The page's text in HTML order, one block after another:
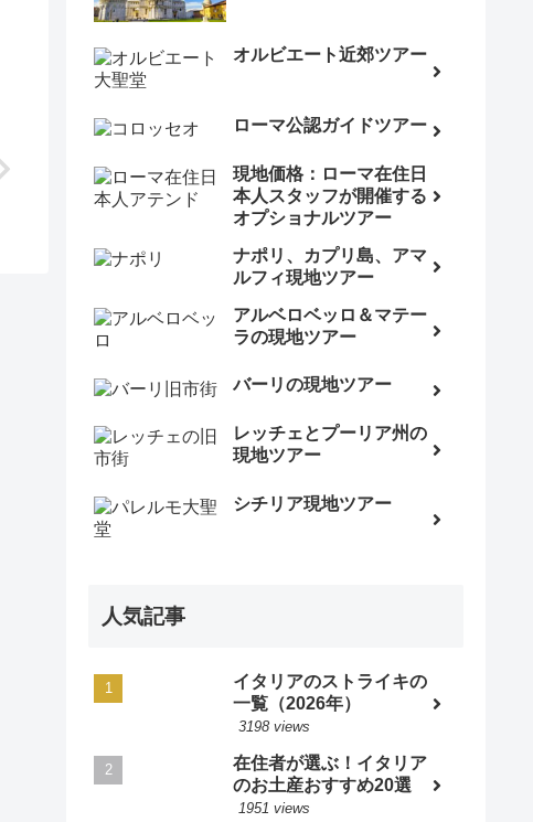
オルビエート近郊ツアー
ローマ公認ガイドツアー
現地価格：ローマ在住日
本人スタッフが開催する
オプショナルツアー
ナポリ、カプリ島、アマ
ルフィ現地ツアー
アルベロベッロ＆マテー
ラの現地ツアー
バーリの現地ツアー
レッチェとプーリア州の
現地ツアー
シチリア現地ツアー
人気記事
イタリアのストライキの
一覧（2026年）
3198 views
在住者が選ぶ！イタリア
のお土産おすすめ20選
1951 views